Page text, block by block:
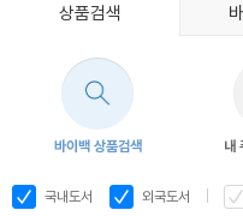
상품검색
바이백 상품검색 내
국내도서 외국도서